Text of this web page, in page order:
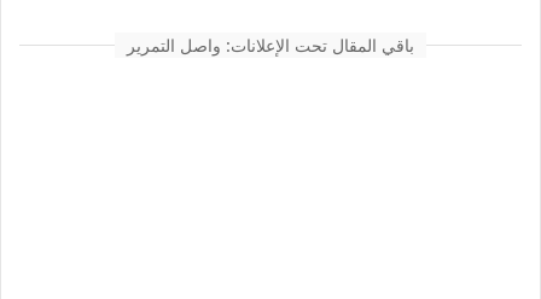
باقي المقال تحت الإعلانات: واصل التمرير